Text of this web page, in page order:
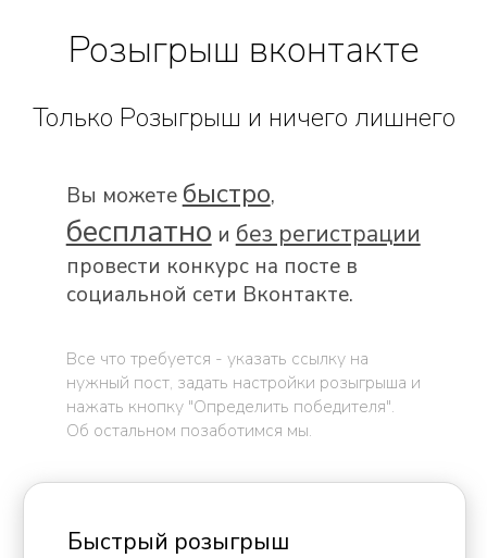
Розыгрыш вконтакте
Только Розыгрыш и ничего лишнего
Вы можете быстро,
бесплатно и без регистрации
провести конкурс на посте в
социальной сети Вконтакте.
Все что требуется - указать ссылку на
нужный пост, задать настройки розыгрыша и
нажать кнопку "Определить победителя".
Об остальном позаботимся мы.
Быстрый розыгрыш